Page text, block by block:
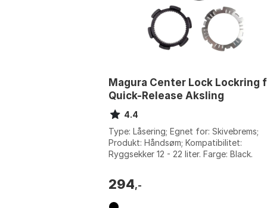
Magura Center Lock Lockring
Quick-Release Aksling
4.4
Type: Låsering; Egnet for: Skivebrems;
Produkt: Håndsøm; Kompatibilitet:
Ryggsekker 12 - 22 liter. Farge: Black.
294,-